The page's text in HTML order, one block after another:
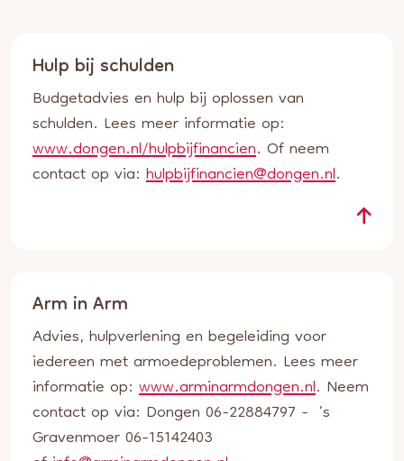
Hulp bij schulden
Budgetadvies en hulp bij oplossen van
schulden. Lees meer informatie op:
www.dongen.nl/hulpbijfinancien. Of neem
contact op via:hulpbijfinancien@dongen.nl.
Arm in Arm
Advies, hulpverlening en begeleiding voor
iedereen met armoedeproblemen. Lees meer
informatie op:www.arminarmdongen.nl. Neem
contact op via: Dongen 06-22884797 - ’s
Gravenmoer 06-15142403